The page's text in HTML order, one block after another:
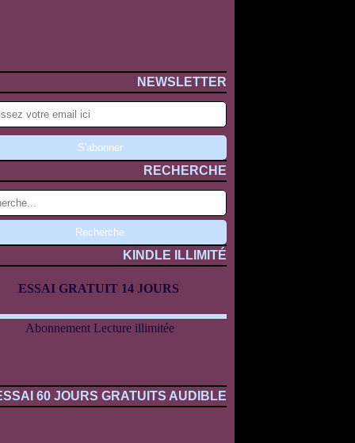
NEWSLETTER
RECHERCHE
KINDLE ILLIMITÉ
ESSAI GRATUIT 14 JOURS
Abonnement Lecture illimitée
60 JOURS GRATUITS AUDIBLE